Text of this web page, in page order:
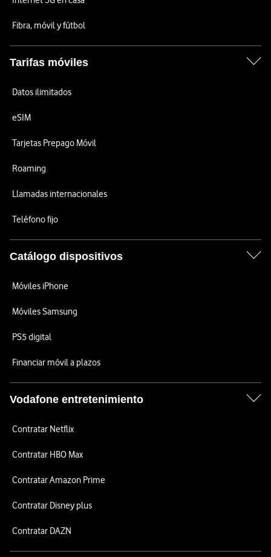
Fibra, móvil y fútbol
Tarifas móviles
Datos ilimitados
eSIM
Tarjetas Prepago Móvil
Roaming
Llamadas internacionales
Teléfono fijo
Catálogo dispositivos
Móviles iPhone
Móviles Samsung
PS5 digital
Financiar móvil a plazos
Vodafone entretenimiento
Contratar Netflix
Contratar HBO Max
Contratar Amazon Prime
Contratar Disney plus
Contratar DAZN